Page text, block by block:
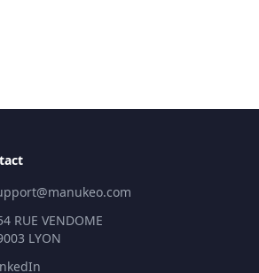
RUE VENDOME
LYON